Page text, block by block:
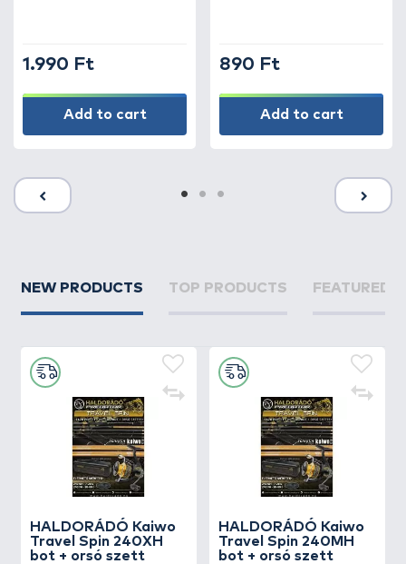
1.990 Ft
Add to cart
890 Ft
Add to cart
NEW PRODUCTS TOP PRODUCTS FEATURED
HALDORÁDÓ Kaiwo
Travel Spin 240XH
bot + orsó szett
HALDORÁDÓ Kaiwo
Travel Spin 240MH
bot + orsó szett